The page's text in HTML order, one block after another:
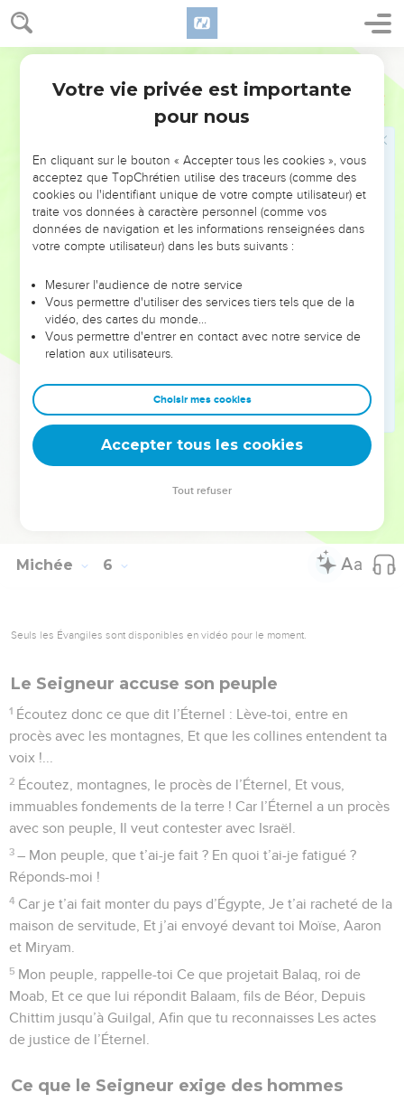
Michée 5
forêt, Comme un lionceau parmi les troupeaux de petit
bétail : Lorsqu’il passe, il foule et déchire, Et personne ne
délivre.
Que ta main se lève sur tes adversaires, Et que tous tes
ennemis soient retranchés !
Le Seigneur supprimera tous les faux appuis
En ce jour-là, – Oracle de l’Éternel –, Je retrancherai du
milieu de toi tes chevaux Et je causerai la perte de tes chars ;
Je retrancherai les villes de ton pays Et je renverserai
toutes tes forteresses ;
de magiciens ;
Je retrancherai du milieu de toi tes idoles et tes statues, Et
tu ne te prosterneras plus devant l’ouvrage de tes mains ;
détruirai tes villes.
J’exercerai ma vengeance avec colère, avec fureur, sur les
nations Qui n’ont pas écouté.
© Société biblique française – Bibli’O, 1978, avec autorisation. Pour vous procurer
Michée 6
Seuls les Évangiles sont disponibles en vidéo pour le moment.
Le Seigneur accuse son peuple
1 Écoutez donc ce que dit l’Éternel : Lève-toi, entre en
procès avec les montagnes, Et que les collines entendent ta
voix !...
2 Écoutez, montagnes, le procès de l’Éternel, Et vous,
immuables fondements de la terre ! Car l’Éternel a un procès
avec son peuple, Il veut contester avec Israël.
3 – Mon peuple, que t’ai-je fait ? En quoi t’ai-je fatigué ?
Réponds-moi !
4 Car je t’ai fait monter du pays d’Égypte, Je t’ai racheté de la
maison de servitude, Et j’ai envoyé devant toi Moïse, Aaron
et Miryam.
5 Mon peuple, rappelle-toi Ce que projetait Balaq, roi de
Moab, Et ce que lui répondit Balaam, fils de Béor, Depuis
Chittim jusqu’à Guilgal, Afin que tu reconnaisses Les actes
de justice de l’Éternel.
Ce que le Seigneur exige des hommes
Votre vie privée est importante
pour nous
En cliquant sur le bouton « Accepter tous les cookies », vous
acceptez que TopChrétien utilise des traceurs (comme des
cookies ou l'identifiant unique de votre compte utilisateur) et
traite vos données à caractère personnel (comme vos
données de navigation et les informations renseignées dans
votre compte utilisateur) dans les buts suivants :
Mesurer l'audience de notre service
Vous permettre d'utiliser des services tiers tels que de la
vidéo, des cartes du monde…
Vous permettre d'entrer en contact avec notre service de
relation aux utilisateurs.
Choisir mes cookies
Accepter tous les cookies
Tout refuser